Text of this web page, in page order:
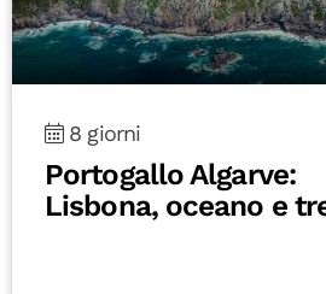
8 giorni
Portogallo Algarve:
Lisbona, oceano e